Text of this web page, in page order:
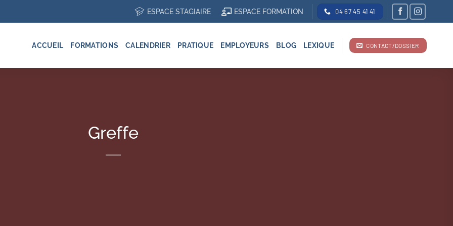
ESPACE STAGIAIRE ESPACE FORMATION 04 67 45 41 41
ACCUEIL FORMATIONS CALENDRIER PRATIQUE EMPLOYEURS BLOG LEXIQUE CONTACT/DOSSIER
Greffe